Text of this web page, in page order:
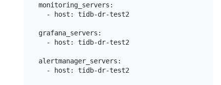
monitoring_servers:
  - host: tidb-dr-test2
grafana_servers:
  - host: tidb-dr-test2
alertmanager_servers: